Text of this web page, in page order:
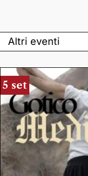
Altri eventi
5 set